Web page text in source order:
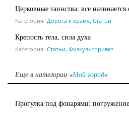
Церковные таинства: все
Категория: Дорога к храму Статьи
Крепость тела, сила духа
Категория: Статьи Физкультпривет
Еще в категории «Мой город»
Прогулка под фонарями: